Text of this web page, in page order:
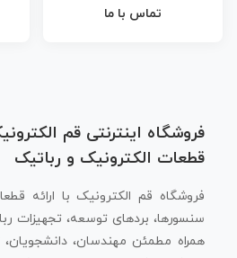
تماس با ما
فروشگاه اینترنتی قم
قطعات الکترونیک و رباتیک
فروشگاه قم الکترونیک با ارائه
سنسورها، بردهای توسعه، تجهیزات
همراه مطمئن مهندسان، دانشجویان،